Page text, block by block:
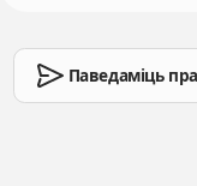
Паведаміць